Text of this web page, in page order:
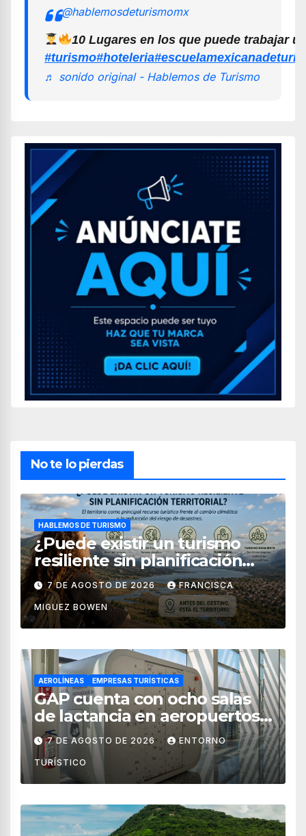
@hablemosdeturismomx
10 Lugares en los que puede trabajar
#turismo#hoteleria
♬ sonido original - Hablemos de Turismo
No te lo pierdas
HABLEMOS DE TURISMO
¿Puede existir un turismo
resiliente sin planificación
territorial?
7 DE AGOSTO DE 2026 FRANCISCA
MIGUEZ BOWEN
AEROLÍNEAS EMPRESAS TURÍSTICAS
GAP cuenta con ocho salas
de lactancia en aeropuertos
de México
7 DE AGOSTO DE 2026 ENTORNO
TURÍSTICO